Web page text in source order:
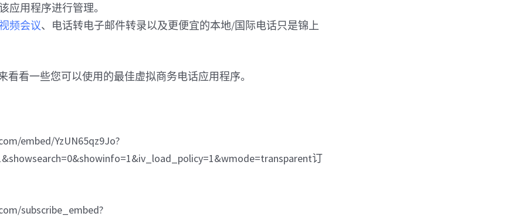
应用程序进行管理。
视频会议、电话转电子邮件转录以及更便宜的本地/国际电话只是锦上
看看一些您可以使用的最佳虚拟商务电话应用程序。
embed/YzUN65qz9Jo?
订
subscribe_embed?